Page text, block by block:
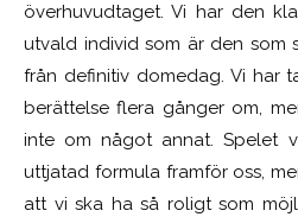
överhuvudtaget. Vi har den
utvald individ som är den som
från definitiv domedag. Vi har
berättelse flera gånger om,
inte om något annat. Spelet
uttjatad formula framför oss,
att vi ska ha så roligt som